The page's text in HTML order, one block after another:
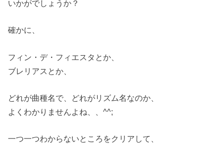
いかがでしょうか？
確かに、
フィン・デ・フィエスタとか、
ブレリアスとか、
どれが曲種名で、どれがリズム名なのか、
よくわかりませんよね、、^^;
一つ一つわからないところをクリアして、